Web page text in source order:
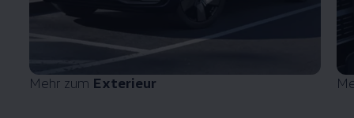
Mehr zum Exterieur